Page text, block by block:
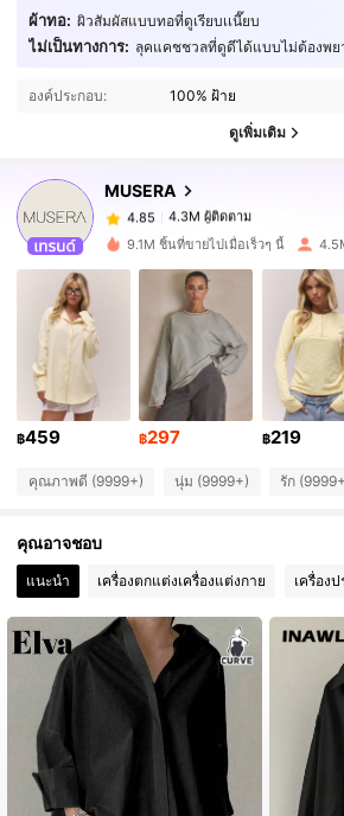
ผ้าทอ: ผิวสัมผัสแบบทอที่ดูเรียบเเนี๊ยบ
ไม่เป็นทางการ: ลุคแคชชวลที่ดูดีได้แบบไม่ต้องพย
องค์ประกอบ: 100% ฝ้าย
ดูเพิ่มเติม
MUSERA
4.85 4.3M ผู้ติดตาม
4.3M ผู้ติดตาม
b***a จ่าย1 วันที่ผ่านมา
4.3M ผู้ติดตาม
4.85 4.3M ผู้ติดตาม
4.85 4.3M ผู้ติดตาม
4.85 4.3M ผู้ติดตาม
4.85 4.3M ผู้ติดตาม
4.3M ผู้ติดตาม
4.3M ผู้ติดตาม
9.1M ชิ้นที่ขายไปเมื่อเร็วๆ นี้
฿459 ฿297 ฿219
คุณภาพดี (9999+) นุ่ม (9999+) รัก
คุณอาจชอบ
แนะนำ เครื่องตกแต่งเครื่องแต่งกาย เครื่อง